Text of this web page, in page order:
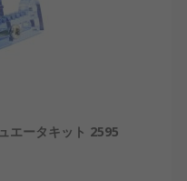
ータキット 2595